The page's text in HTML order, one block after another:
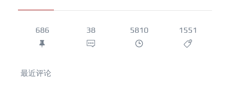
686 38 5810 1551
最近评论